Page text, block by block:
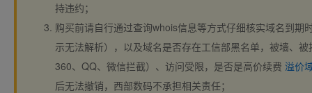
持违约；
购买前请自行通过查询whois信息等方式仔细核实域名到期
示无法解析），以及域名是否存在工信部黑名单，被墙、
360、QQ、微信拦截）、访问受限，是否是高价续费 溢价
后无法撤销，西部数码不承担相关责任；